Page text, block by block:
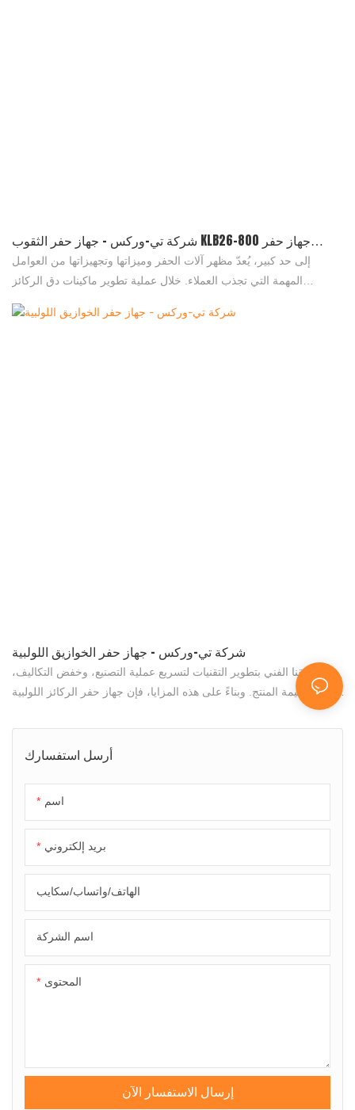
أرسل استفسارك
اسم
بريد إلكتروني
الهاتف/واتساب/سكايب
اسم الشركة
المحتوى
إرسال الاستفسار الآن
شركة تي-وركس - جهاز حفر الثقوب KLB26-800 جهاز حفر
الركائز
إلى حد كبير، يُعدّ مظهر آلات الحفر وميزاتها وتجهيزاتها من العوامل
المهمة التي تجذب العملاء. خلال عملية تطوير ماكينات دق الركائز
الهيدروليكية الثابتة، وحفارات الحفر، وشاحنات التفريغ المجنزرة، حرص
مصمموننا على مواكبة أحدث التوجهات وتحليل أذواق العملاء، مما جعل
شركة تي-وركس - جهاز حفر الخوازيق اللولبية
قام فريقنا الفني بتطوير التقنيات لتسريع عملية التصنيع، وخفض التكاليف،
وتعزيز قيمة المنتج. وبناءً على هذه المزايا، فإن جهاز حفر الركائز اللولبية